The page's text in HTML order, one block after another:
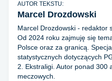
AUTOR TEKSTU:
Marcel Drozdowski
Marcel Drozdowski - redaktor
Od 2024 roku zajmuję się
Polsce oraz za granicą.
statystycznych dotyczących
2. Ekstraligi. Autor ponad 300
meczowych.